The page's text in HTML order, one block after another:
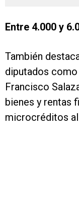
Entre 4.000 y
También
diputados
Francisco
bienes y rentas
microcréditos al